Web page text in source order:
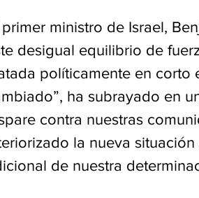
primer ministro de Israel,
desigual equilibrio de
políticamente en corto
ha subrayado en
contra nuestras
la nueva
de nuestra